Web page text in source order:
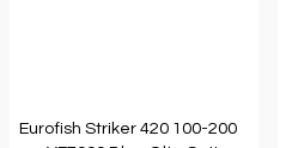
Eurofish Striker 420 100-200